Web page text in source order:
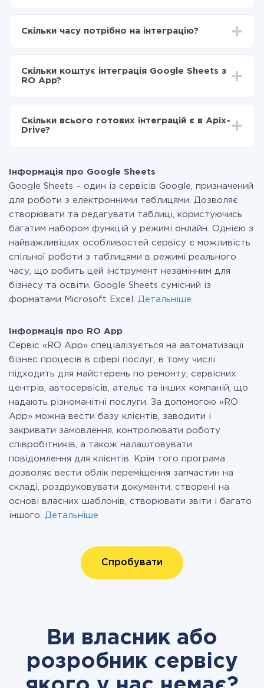
Вибираєте які дані передавати з Google Sheets в
Тепер дані будуть автоматично передаватися з
Google Sheets в RO App
Скільки часу потрібно на інтеграцію?
становити від 5-ти до 30-хвилин. У середньому
налаштування займає 10-15 хвилин.
Скільки коштує інтеграція Google Sheets з
RO App?
Ви оплачуєте лише кількість даних, які за фактом
передаються з однієї вашої системи в іншу через
при необхідності. Детальніше про
Скільки всього готових інтеграцій є в Apix-
Drive?
Інформація про Google Sheets
Google Sheets – один із сервісів Google, призначений
для роботи з електронними таблицями. Дозволяє
створювати та редагувати таблиці, користуючись
багатим набором функцій у режимі онлайн. Однією з
найважливіших особливостей сервісу є можливість
спільної роботи з таблицями в режимі реального
часу, що робить цей інструмент незамінним для
бізнесу та освіти. Google Sheets сумісний із
форматами Microsoft Excel. Детальніше
Інформація про RO App
Сервіс «RO App» спеціалізується на автоматизації
бізнес процесів в сфері послуг, в тому числі
підходить для майстерень по ремонту, сервісних
центрів, автосервісів, ательє та інших компаній, що
надають різноманітні послуги. За допомогою «RO
App» можна вести базу клієнтів, заводити і
закривати замовлення, контролювати роботу
співробітників, а також налаштовувати
повідомлення для клієнтів. Крім того програма
дозволяє вести облік переміщення запчастин на
складі, роздруковувати документи, створені на
основі власних шаблонів, створювати звіти і багато
іншого. Детальніше
Спробувати
Ви власник або
розробник сервісу